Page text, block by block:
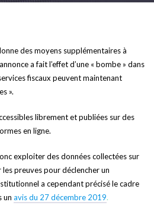
des moyens supplémentaires à
a fait l’effet d’une « bombe » dans
fiscaux peuvent maintenant
».
librement et publiées sur des
en ligne.
exploiter des données collectées sur
preuves pour déclencher un
a cependant précisé le cadre
un avis du 27 décembre 2019.